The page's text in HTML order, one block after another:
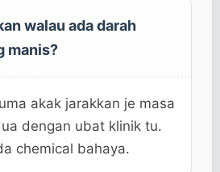
walau ada darah
manis?
akak jarakkan je masa
dengan ubat klinik tu.
chemical bahaya.